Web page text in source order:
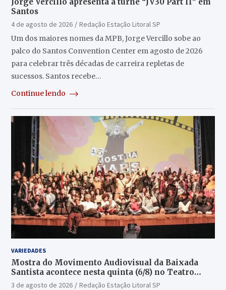
Santos
4 de agosto de 2026
Redação Estação Litoral SP
Um dos maiores nomes da MPB, Jorge Vercillo sobe ao
palco do Santos Convention Center em agosto de 2026
para celebrar três décadas de carreira repletas de
sucessos. Santos recebe…
Continue lendo
VARIEDADES
Mostra do Movimento Audiovisual da Baixada
Santista acontece nesta quinta (6/8) no Teatro
Guarany
3 de agosto de 2026
Redação Estação Litoral SP